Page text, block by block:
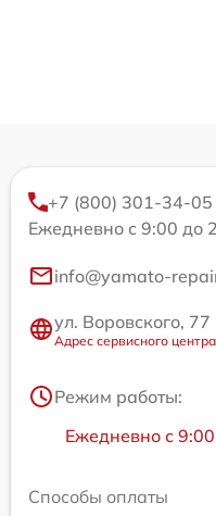
+7 (800) 301-34-05
Ежедневно с 9:00 до
info@yamato-
ул. Воровского, 77
Адрес сервисного
Режим работы:
Ежедневно с
Способы оплаты